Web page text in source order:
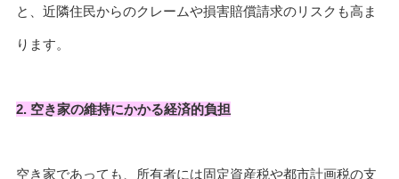
と、近隣住民からのクレームや損害賠償請求のリスクも高ま
ります。
2. 空き家の維持にかかる経済的負担
空き家であっても、所有者には固定資産税や都市計画税の支